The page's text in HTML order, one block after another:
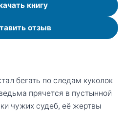
книгу
отзыв
бегать по следам куколок
прячется в пустынной
чужих судеб, её жертвы